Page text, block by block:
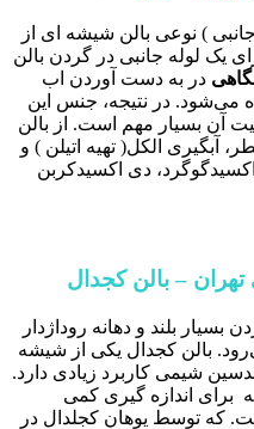
جانبی ) نوعی بالن شیشه ای از
است. که دارای یک لوله جانبی در گردن بالن
در به دست آوردن اب
می‌شود. در نتیجه، جنس این
آن بسیار مهم است. از بالن
آبگیری الکل( تهیه اتیلن ) و
دی اکسیدکربن
– بالن کجدال
بسیار بلند و دهانه روداژدار
بالن کجدال یکی از شیشه
شیمی کاربرد زیادی دارد.
اندازه گیری کمی
که توسط یوهان کجلدال در